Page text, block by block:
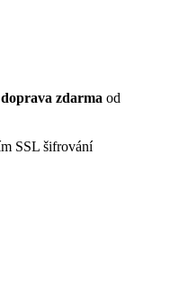
zdarma od
SSL šifrování